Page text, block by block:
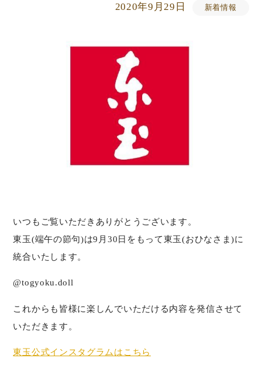
2020年9月29日 新着情報
いつもご覧いただきありがとうございます。
東玉(端午の節句)は9月30日をもって東玉(おひなさま)に
統合いたします。
@togyoku.doll
これからも皆様に楽しんでいただける内容を発信させて
いただきます。
東玉公式インスタグラムはこちら